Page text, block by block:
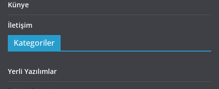
Künye
İletişim
Kategoriler
Yerli Yazılımlar